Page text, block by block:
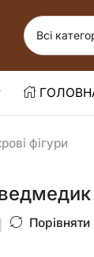
фігури
Порівняти